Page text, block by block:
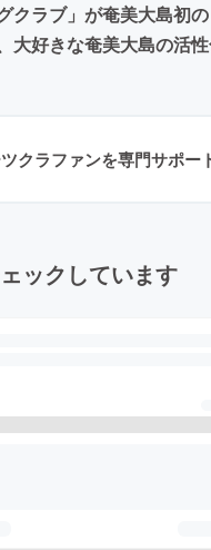
ラブ」が奄美大島初
好きな奄美大島の活
クラファンを専門サポー
ックしています